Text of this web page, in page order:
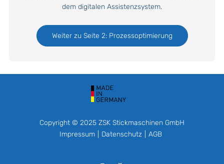
dem digitalen Assistenzsystem.
Weiter zu Seite 2: Prozessoptimierung
Copyright © 2025 ZSK Stickmaschinen GmbH
Impressum
Datenschutz AGB